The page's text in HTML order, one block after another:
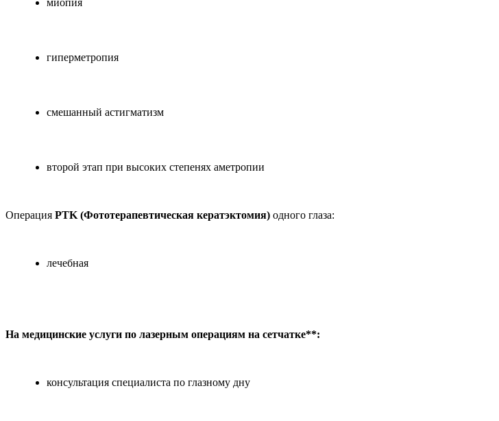
миопия
гиперметропия
смешанный астигматизм
второй этап при высоких степенях аметропии
Операция PTK (Фототерапевтическая кератэктомия) одного глаза:
лечебная
На медицинские услуги по лазерным операциям на сетчатке**:
консультация специалиста по глазному дну